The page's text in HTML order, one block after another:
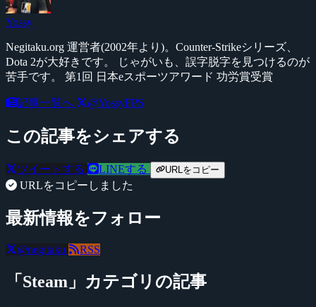
Yossy
Negitaku.org 運営者(2002年より)。Counter-Strikeシリーズ、
Dota 2が大好きです。 じゃがいも、誤字脱字を見つけるのが
苦手です。 第1回 日本eスポーツアワード 功労賞受賞
記事一覧へ @YossyFPS
この記事をシェアする
ツイートする LINEする URLをコピー
URLをコピーしました
最新情報をフォロー
@negitaku RSS
「Steam」カテゴリの記事